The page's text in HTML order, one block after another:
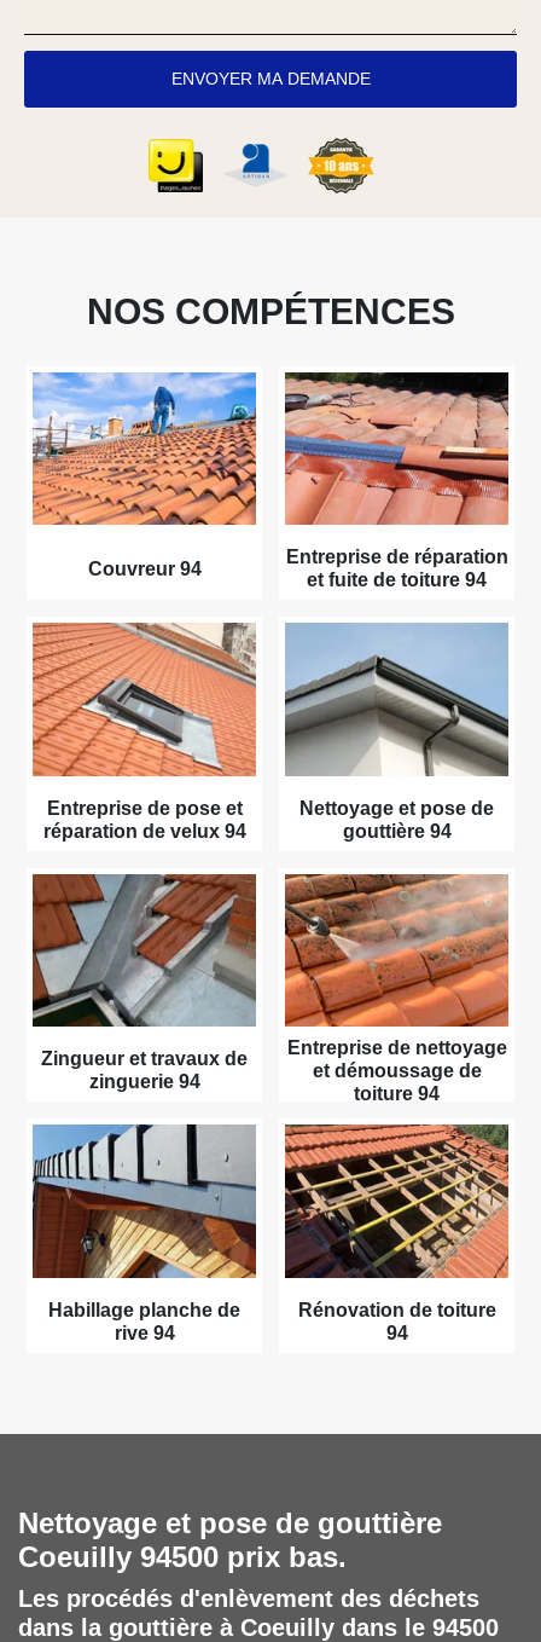
NOS COMPÉTENCES
Couvreur 94
Entreprise de réparation
et fuite de toiture 94
Entreprise de pose et
réparation de velux 94
Nettoyage et pose de
gouttière 94
Zingueur et travaux de
zinguerie 94
Entreprise de nettoyage
et démoussage de
toiture 94
Habillage planche de
rive 94
Rénovation de toiture
94
Nettoyage et pose de gouttière
Coeuilly 94500 prix bas.
Les procédés d'enlèvement des déchets
dans la gouttière à Coeuilly dans le 94500